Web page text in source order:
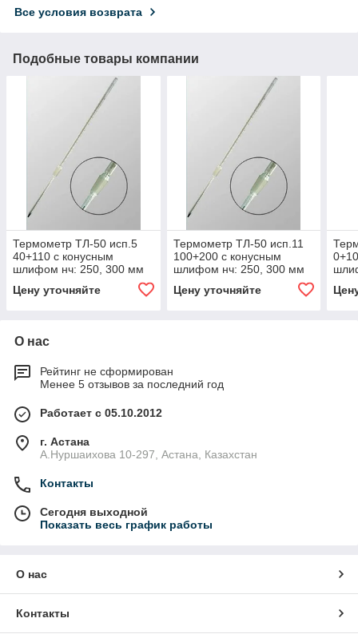
Все условия возврата
Подобные товары компании
Термометр ТЛ-50 исп.5
40+110 с конусным
шлифом нч: 250, 300 мм
Цену уточняйте
Термометр ТЛ-50 исп.11
100+200 с конусным
шлифом нч: 250, 300 мм
Цену уточняйте
О нас
Рейтинг не сформирован
Менее 5 отзывов за последний год
Работает с 05.10.2012
г. Астана
А.Нуршаихова 10-297, Астана, Казахстан
Контакты
Сегодня выходной
Показать весь график работы
О нас
Контакты